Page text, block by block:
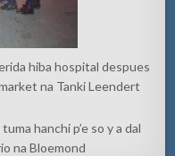
hiba hospital despues
na Tanki Leendert
hanchi p’e so y a dal
na Bloemond